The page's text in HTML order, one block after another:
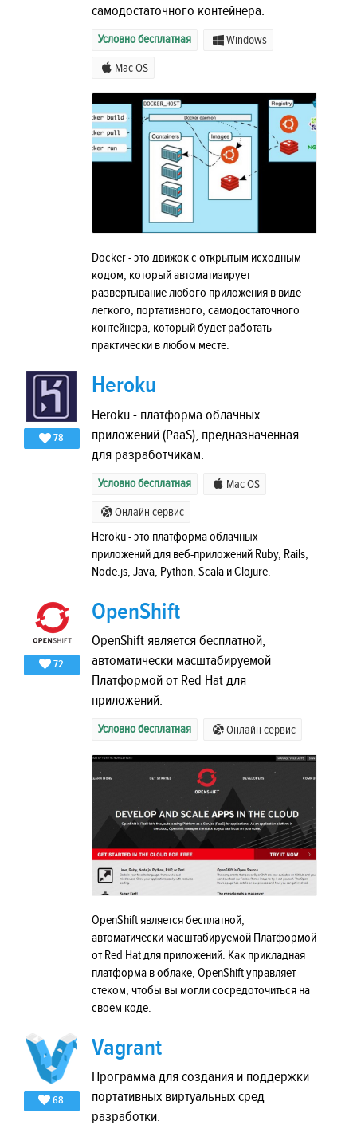
самодостаточного контейнера.
Условно бесплатная Windows
Mac OS
Docker - это движок с открытым исходным
кодом, который автоматизирует
развертывание любого приложения в виде
легкого, портативного, самодостаточного
контейнера, который будет работать
практически в любом месте.
78
Heroku
Heroku - платформа облачных
приложений (PaaS), предназначенная
для разработчикам.
Условно бесплатная Mac OS
Онлайн сервис
Heroku - это платформа облачных
приложений для веб-приложений Ruby, Rails,
Node.js, Java, Python, Scala и Clojure.
72
OpenShift
OpenShift является бесплатной,
автоматически масштабируемой
Платформой от Red Hat для
приложений.
Условно бесплатная Онлайн сервис
OpenShift является бесплатной,
автоматически масштабируемой Платформой
от Red Hat для приложений. Как прикладная
платформа в облаке, OpenShift управляет
стеком, чтобы вы могли сосредоточиться на
своем коде.
68
Vagrant
Программа для создания и поддержки
портативных виртуальных сред
разработки.